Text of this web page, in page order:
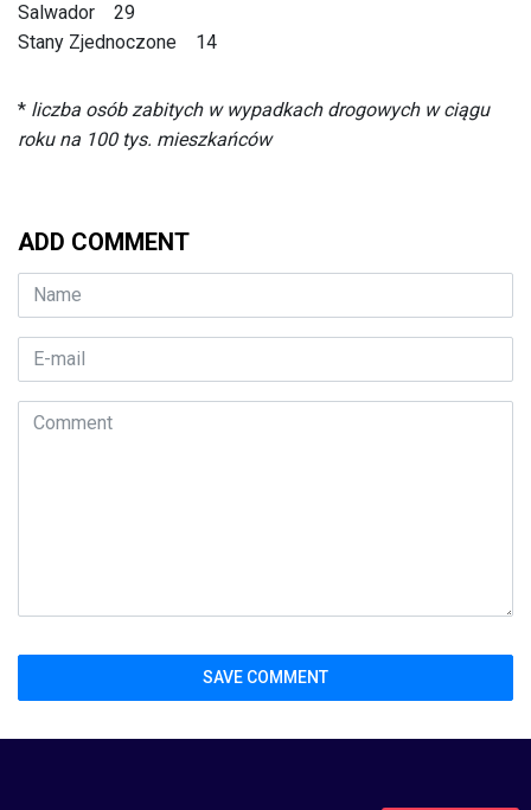
Salwador 29
Stany Zjednoczone 14
* liczba osób zabitych w wypadkach drogowych w ciągu
roku na 100 tys. mieszkańców
ADD COMMENT